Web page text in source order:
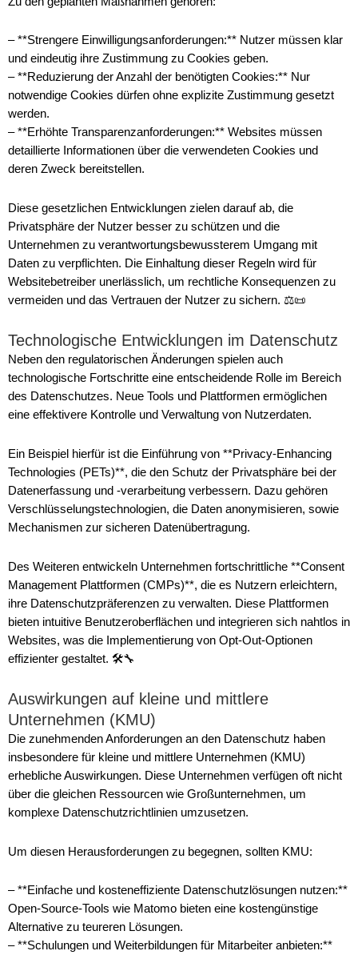
– **Strengere Einwilligungsanforderungen:** Nutzer müssen klar
und eindeutig ihre Zustimmung zu Cookies geben.
– **Reduzierung der Anzahl der benötigten Cookies:** Nur
notwendige Cookies dürfen ohne explizite Zustimmung gesetzt
werden.
– **Erhöhte Transparenzanforderungen:** Websites müssen
detaillierte Informationen über die verwendeten Cookies und
deren Zweck bereitstellen.
Diese gesetzlichen Entwicklungen zielen darauf ab, die
Privatsphäre der Nutzer besser zu schützen und die
Unternehmen zu verantwortungsbewussterem Umgang mit
Daten zu verpflichten. Die Einhaltung dieser Regeln wird für
Websitebetreiber unerlässlich, um rechtliche Konsequenzen zu
vermeiden und das Vertrauen der Nutzer zu sichern. ⚖️📜
Technologische Entwicklungen im Datenschutz
Neben den regulatorischen Änderungen spielen auch
technologische Fortschritte eine entscheidende Rolle im Bereich
des Datenschutzes. Neue Tools und Plattformen ermöglichen
eine effektivere Kontrolle und Verwaltung von Nutzerdaten.
Ein Beispiel hierfür ist die Einführung von **Privacy-Enhancing
Technologies (PETs)**, die den Schutz der Privatsphäre bei der
Datenerfassung und -verarbeitung verbessern. Dazu gehören
Verschlüsselungstechnologien, die Daten anonymisieren, sowie
Mechanismen zur sicheren Datenübertragung.
Des Weiteren entwickeln Unternehmen fortschrittliche **Consent
Management Plattformen (CMPs)**, die es Nutzern erleichtern,
ihre Datenschutzpräferenzen zu verwalten. Diese Plattformen
bieten intuitive Benutzeroberflächen und integrieren sich nahtlos in
Websites, was die Implementierung von Opt-Out-Optionen
effizienter gestaltet. 🛠️🔧
Auswirkungen auf kleine und mittlere
Unternehmen (KMU)
Die zunehmenden Anforderungen an den Datenschutz haben
insbesondere für kleine und mittlere Unternehmen (KMU)
erhebliche Auswirkungen. Diese Unternehmen verfügen oft nicht
über die gleichen Ressourcen wie Großunternehmen, um
komplexe Datenschutzrichtlinien umzusetzen.
Um diesen Herausforderungen zu begegnen, sollten KMU:
– **Einfache und kosteneffiziente Datenschutzlösungen nutzen:**
Open-Source-Tools wie Matomo bieten eine kostengünstige
Alternative zu teureren Lösungen.
– **Schulungen und Weiterbildungen für Mitarbeiter anbieten:**